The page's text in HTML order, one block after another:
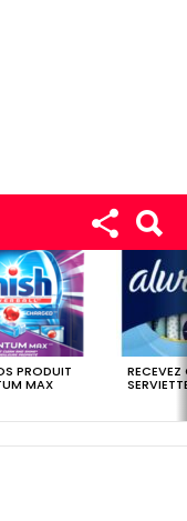
PRODUIT
MAX